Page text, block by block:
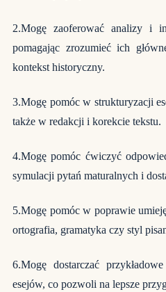
2.Mogę zaoferować analizy i
pomagając zrozumieć ich
kontekst historyczny.
3.Mogę pomóc w strukturyzacji
także w redakcji i korekcie tekstu.
4.Mogę pomóc ćwiczyć
symulacji pytań maturalnych i
5.Mogę pomóc w poprawie
ortografia, gramatyka czy styl
6.Mogę dostarczać
esejów, co pozwoli na lepsze